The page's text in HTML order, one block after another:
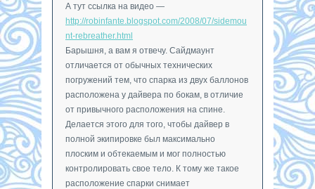
А тут ссылка на видео —
http://robinfante.blogspot.com/2008/07/sidemou
nt-rebreather.html
Барышня, а вам я отвечу. Сайдмаунт
отличается от обычных технических
погружений тем, что спарка из двух баллонов
расположена у дайвера по бокам, в отличие
от привычного расположения на спине.
Делается этого для того, чтобы дайвер в
полной экипировке был максимально
плоским и обтекаемым и мог полностью
контролировать свое тело. К тому же такое
расположение спарки снимает